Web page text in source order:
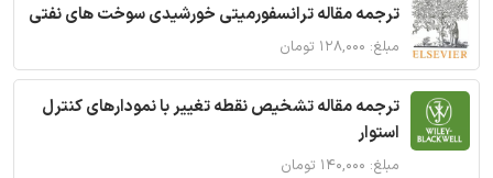
ترجمه مقاله ترانسفورمیتی خورشیدی سوخت های نفتی
مبلغ: ۱۲۸,۰۰۰ تومان
ترجمه مقاله تشخیص نقطه تغییر با نمودارهای کنترل
استوار
مبلغ: ۱۴۰,۰۰۰ تومان